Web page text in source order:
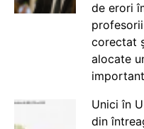
de erori
corectat
alocate
important
Unici în
din